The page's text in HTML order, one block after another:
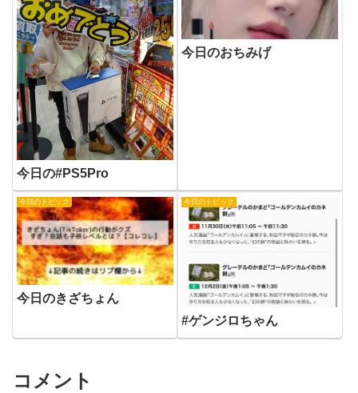
今日の#PS5Pro
今日のおちみげ
今日のトピック
今日のきざちょん
今日のトピック
#ゲンジロちゃん
コメント